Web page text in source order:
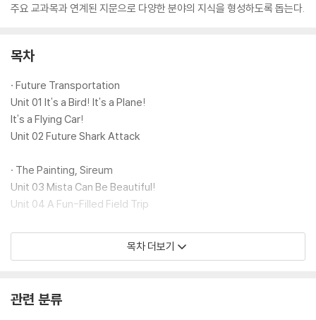
주요 교과목과 연계된 지문으로 다양한 분야의 지식을 형성하도록 돕는다.
목차
· Future Transportation
Unit 01 It's a Bird! It's a Plane!
It's a Flying Car!
Unit 02 Future Shark Attack
· The Painting, Sireum
Unit 03 Mista Can Be Beautiful!
Unit 04 A Fun-Filled Field Trip
· Starfish
· Endangered Animals
목차 더보기
관련 분류